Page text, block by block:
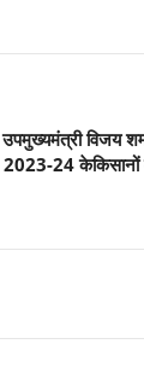
उपमुख्यमंत्री विजय
2023-24 केकिसानों